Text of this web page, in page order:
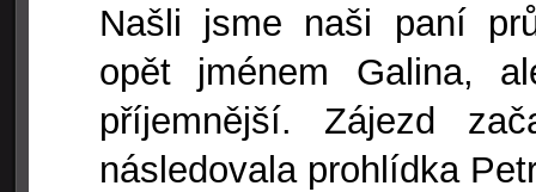
Našli jsme naši paní
opět jménem Galina,
příjemnější. Zájezd
následovala prohlídka